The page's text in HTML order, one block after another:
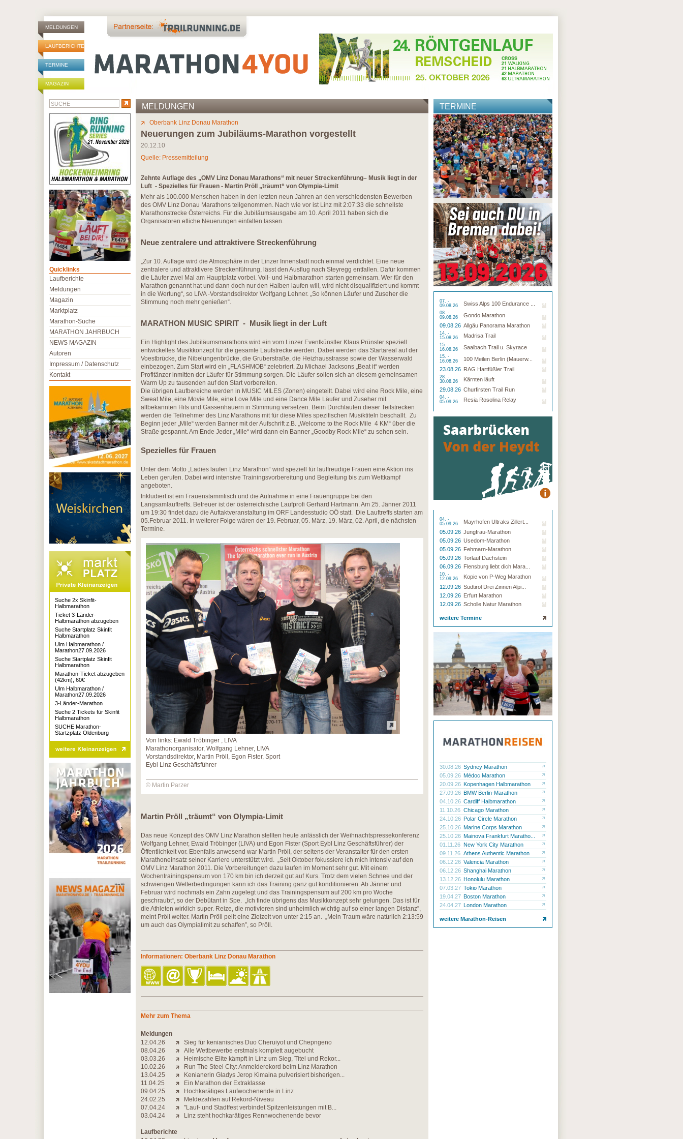
MELDUNGEN
LAUFBERICHTE
TERMINE
MAGAZIN
MELDUNGEN
Oberbank Linz Donau Marathon
Neuerungen zum Jubiläums-Marathon vorgestellt
20.12.10
Quelle: Pressemitteilung
Zehnte Auflage des „OMV Linz Donau Marathons“ mit neuer Streckenführung– Musik liegt in der
Luft - Spezielles für Frauen - Martin Pröll „träumt“ von Olympia-Limit
Mehr als 100.000 Menschen haben in den letzten neun Jahren an den verschiedensten Bewerben
des OMV Linz Donau Marathons teilgenommen. Nach wie vor ist Linz mit 2:07:33 die schnellste
Marathonstrecke Österreichs. Für die Jubiläumsausgabe am 10. April 2011 haben sich die
Organisatoren etliche Neuerungen einfallen lassen.
Neue zentralere und attraktivere Streckenführung
„Zur 10. Auflage wird die Atmosphäre in der Linzer Innenstadt noch einmal verdichtet. Eine neue
zentralere und attraktivere Streckenführung, lässt den Ausflug nach Steyregg entfallen. Dafür kommen
die Läufer zwei Mal am Hauptplatz vorbei. Voll- und Halbmarathon starten gemeinsam. Wer für den
Marathon genannt hat und dann doch nur den Halben laufen will, wird nicht disqualifiziert und kommt
in die Wertung“, so LIVA -Vorstandsdirektor Wolfgang Lehner. „So können Läufer und Zuseher die
Stimmung noch mehr genießen“.
MARATHON MUSIC SPIRIT - Musik liegt in der Luft
Ein Highlight des Jubiläumsmarathons wird ein vom Linzer Eventkünstler Klaus Prünster speziell
entwickeltes Musikkonzept für die gesamte Laufstrecke werden. Dabei werden das Startareal auf der
Voestbrücke, die Nibelungenbrücke, die Gruberstraße, die Heizhausstrasse sowie der Wasserwald
einbezogen. Zum Start wird ein „FLASHMOB“ zelebriert. Zu Michael Jacksons „Beat it“ werden
Profitänzer inmitten der Läufer für Stimmung sorgen. Die Läufer sollen sich an diesem gemeinsamen
Warm Up zu tausenden auf den Start vorbereiten.
Die übrigen Laufbereiche werden in MUSIC MILES (Zonen) eingeteilt. Dabei wird eine Rock Mile, eine
Sweat Mile, eine Movie Mile, eine Love Mile und eine Dance Mile Läufer und Zuseher mit
altbekannten Hits und Gassenhauern in Stimmung versetzen. Beim Durchlaufen dieser Teilstrecken
werden die Teilnehmer des Linz Marathons mit für diese Miles spezifischen Musiktiteln beschallt. Zu
Beginn jeder „Mile“ werden Banner mit der Aufschrift z.B. „Welcome to the Rock Mile 4 KM“ über die
Straße gespannt. Am Ende Jeder „Mile“ wird dann ein Banner „Goodby Rock Mile“ zu sehen sein.
Spezielles für Frauen
Unter dem Motto „Ladies laufen Linz Marathon“ wird speziell für lauffreudige Frauen eine Aktion ins
Leben gerufen. Dabei wird intensive Trainingsvorbereitung und Begleitung bis zum Wettkampf
angeboten.
Inkludiert ist ein Frauenstammtisch und die Aufnahme in eine Frauengruppe bei den
Langsamlauftreffs. Betreuer ist der österreichische Laufprofi Gerhard Hartmann. Am 25. Jänner 2011
um 19:30 findet dazu die Auftaktveranstaltung im ORF Landesstudio OÖ statt. Die Lauftreffs starten am
05.Februar 2011. In weiterer Folge wären der 19. Februar, 05. März, 19. März, 02. April, die nächsten
Termine.
Von links: Ewald Tröbinger , LIVA
Marathonorganisator, Wolfgang Lehner, LIVA
Vorstandsdirektor, Martin Pröll, Egon Fister, Sport
Eybl Linz Geschäftsführer
© Martin Parzer
Martin Pröll „träumt“ von Olympia-Limit
Das neue Konzept des OMV Linz Marathon stellten heute anlässlich der Weihnachtspressekonferenz
Wolfgang Lehner, Ewald Tröbinger (LIVA) und Egon Fister (Sport Eybl Linz Geschäftsführer) der
Öffentlichkeit vor. Ebenfalls anwesend war Martin Pröll, der seitens der Veranstalter für den ersten
Marathoneinsatz seiner Karriere unterstützt wird. „Seit Oktober fokussiere ich mich intensiv auf den
OMV Linz Marathon 2011. Die Vorbereitungen dazu laufen im Moment sehr gut. Mit einem
Wochentrainingspensum von 170 km bin ich derzeit gut auf Kurs. Trotz dem vielen Schnee und der
schwierigen Wetterbedingungen kann ich das Training ganz gut konditionieren. Ab Jänner und
Februar wird nochmals ein Zahn zugelegt und das Trainingspensum auf 200 km pro Woche
geschraubt“, so der Debütant in Spe. „Ich finde übrigens das Musikkonzept sehr gelungen. Das ist für
die Athleten wirklich super. Reize, die motivieren sind unheimlich wichtig auf so einer langen Distanz”,
meint Pröll weiter. Martin Pröll peilt eine Zielzeit von unter 2:15 an. „Mein Traum wäre natürlich 2:13:59
um auch das Olympialimit zu schaffen”, so Pröll.
Informationen: Oberbank Linz Donau Marathon
Mehr zum Thema
Meldungen
12.04.26
Sieg für kenianisches Duo Cheruiyot und Chepngeno
08.04.26
Alle Wettbewerbe erstmals komplett augebucht
03.03.26
Heimische Elite kämpft in Linz um Sieg, Titel und Rekor...
10.02.26
Run The Steel City: Anmelderekord beim Linz Marathon
13.04.25
Kenianerin Gladys Jerop Kimaina pulverisiert bisherigen...
11.04.25
Ein Marathon der Extraklasse
09.04.25
Hochkarätiges Laufwochenende in Linz
24.02.25
Meldezahlen auf Rekord-Niveau
07.04.24
''Lauf- und Stadtfest verbindet Spitzenleistungen mit B...
03.04.24
Linz steht hochkarätiges Rennwochenende bevor
Laufberichte
TERMINE
07. -
09.08.26
Swiss Alps 100 Endurance ...
08. -
09.08.26
Gondo Marathon
09.08.26 Allgäu Panorama Marathon
14. -
15.08.26
Madrisa Trail
15. -
16.08.26
Saalbach Trail u. Skyrace
15. -
16.08.26
100 Meilen Berlin (Mauerw...
23.08.26 RAG Hartfüßler Trail
28. -
30.08.26
Kärnten läuft
29.08.26 Churfirsten Trail Run
04. -
05.09.26
Resia Rosolina Relay
04. -
05.09.26
Mayrhofen Ultraks Zillert...
05.09.26 Jungfrau-Marathon
05.09.26 Usedom-Marathon
05.09.26 Fehmarn-Marathon
05.09.26 Torlauf Dachstein
06.09.26 Flensburg liebt dich Mara...
10. -
12.09.26
Kopie von P-Weg Marathon
12.09.26 Südtirol Drei Zinnen Alpi...
12.09.26 Erfurt Marathon
12.09.26 Scholle Natur Marathon
weitere Termine
30.08.26 Sydney Marathon
05.09.26 Médoc Marathon
20.09.26 Kopenhagen Halbmarathon
27.09.26 BMW Berlin-Marathon
04.10.26 Cardiff Halbmarathon
11.10.26 Chicago Marathon
24.10.26 Polar Circle Marathon
25.10.26 Marine Corps Marathon
25.10.26 Mainova Frankfurt Maratho...
01.11.26 New York City Marathon
09.11.26 Athens Authentic Marathon
06.12.26 Valencia Marathon
06.12.26 Shanghai Marathon
13.12.26 Honolulu Marathon
07.03.27 Tokio Marathon
19.04.27 Boston Marathon
24.04.27 London Marathon
weitere Marathon-Reisen
Quicklinks
Laufberichte
Meldungen
Magazin
Marktplatz
Marathon-Suche
MARATHON JAHRBUCH
NEWS MAGAZIN
Autoren
Impressum / Datenschutz
Kontakt
Suche 2x Skinfit-
Halbmarathon
Ticket 3-Länder-
Halbmarathon abzugeben
Suche Startplatz Skinfit
Halbmarathon
Ulm Halbmarathon /
Marathon27.09.2026
Suche Startplatz Skinfit
Halbmarathon
Marathon-Ticket abzugeben
(42km), 60€
Ulm Halbmarathon /
Marathon27.09.2026
3-Länder-Marathon
Suche 2 Tickets für Skinfit
Halbmarathon
SUCHE Marathon-
Startzplatz Oldenburg